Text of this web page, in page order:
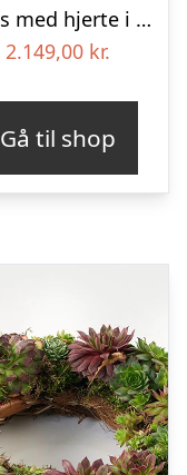
Krans med hjerte i klassisk stil – rød og hvid
2.149,00 kr.
Gå til shop